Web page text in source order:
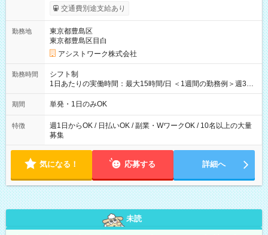
間】試用期間なし
交通費別途支給あり
勤務地
東京都豊島区
東京都豊島区目白
アシストワーク株式会社
勤務時間
シフト制
1日あたりの実働時間：最大15時間/日 ＜1週間の勤務例＞週3回
勤務 勤務：月・水・金 休み：火・木・土・日 好きな時にお仕事
可能です！ ※1日あたりの最大実働時間は日勤、夜勤共に勤務し
期間 単発・1日のみOK
特徴
週1日からOK / 日払いOK / 副業・WワークOK / 10名以上の大量
募集
気になる！ 応募する 詳細へ
未読